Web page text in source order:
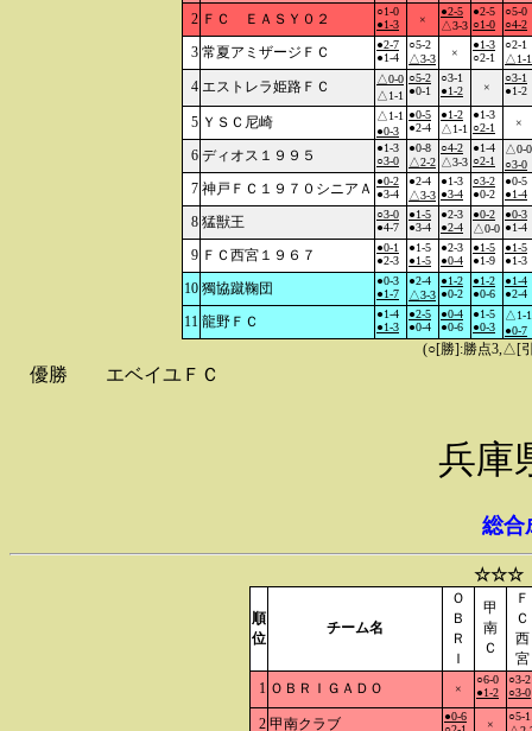
2 ＦＣ ＥＡＳＹ０２
○1-0
●1-3
×
●2-5
△3-3
●2-5
○1-0
○5-0
○4-2
3 常夏アミザージＦＣ
●2-7
●1-4
○5-2
△3-3
×
●1-3
○2-1
○2-1
△1-1
4 エストレラ姫路ＦＣ
△0-0
△1-1
○5-2
●0-1
○3-1
●1-2
×
○3-1
●1-2
5 ＹＳＣ尼崎
△1-1
●0-3
●0-5
●2-4
●1-2
△1-1
●1-3
○2-1
×
6 ディオス１９９５
●1-3
○3-0
●0-8
△2-2
○4-2
△3-3
●1-4
○2-1
△0-0
○3-0
7 神戸ＦＣ１９７０シニアＡ ●0-2
●3-4
●2-4
△3-3
●1-3
●3-4
○3-2
●0-2
●0-5
●1-4
8 猛獣王
○3-0
●4-7
●1-5
●3-4
●2-3
●2-4
●0-2
△0-0
●0-3
●1-4
9 ＦＣ西宮１９６７
●0-1
●2-3
●1-5
●1-5
●2-3
●0-4
●1-5
●1-9
●1-5
●1-3
10 獨協蹴鞠団
●0-3
●1-7
●2-4
△3-3
●1-2
●0-2
●1-2
●0-6
●1-4
●2-4
11 龍野ＦＣ
●1-4
●1-3
●2-5
●0-4
●0-4
●0-6
●1-5
●0-3
△1-1
●0-7
(○[勝]:勝点3,△[
優勝 エベイユＦＣ
兵庫
総合
☆☆☆
順
位
チーム名
Ｏ
Ｂ
Ｒ
Ｉ
甲
南
Ｃ
Ｆ
Ｃ
西
宮
1 ＯＢＲＩＧＡＤＯ ×
○6-0
●1-2
○3-2
○3-0
2 甲南クラブ
●0-6
×
○5-1